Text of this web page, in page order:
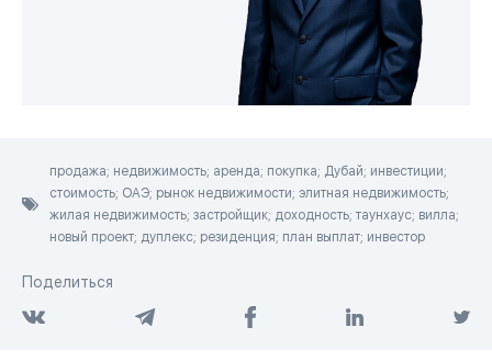
продажа; недвижимость; аренда; покупка; Дубай; инвестиции;
стоимость; ОАЭ; рынок недвижимости; элитная недвижимость;
жилая недвижимость; застройщик; доходность; таунхаус; вилла;
новый проект; дуплекс; резиденция; план выплат; инвестор
Поделиться